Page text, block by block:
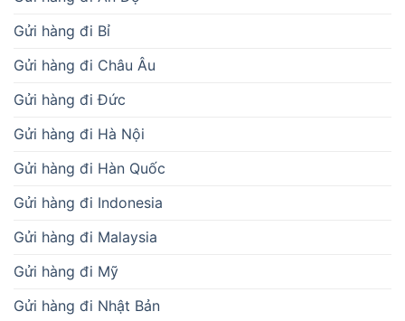
Gửi hàng đi Bỉ
Gửi hàng đi Châu Âu
Gửi hàng đi Đức
Gửi hàng đi Hà Nội
Gửi hàng đi Hàn Quốc
Gửi hàng đi Indonesia
Gửi hàng đi Malaysia
Gửi hàng đi Mỹ
Gửi hàng đi Nhật Bản